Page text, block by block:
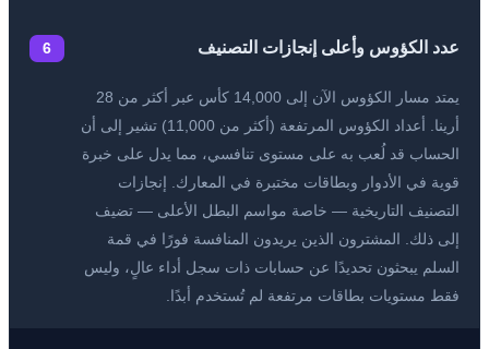
عدد الكؤوس وأعلى إنجازات التصنيف
يمتد مسار الكؤوس الآن إلى 14,000 كأس عبر أكثر من 28
أرينا. أعداد الكؤوس المرتفعة (أكثر من 11,000) تشير إلى أن
الحساب قد لُعب به على مستوى تنافسي، مما يدل على خبرة
قوية في الأدوار وبطاقات مختبرة في المعارك. إنجازات
التصنيف التاريخية — خاصة مواسم البطل الأعلى — تضيف
إلى ذلك. المشترون الذين يريدون المنافسة فورًا في قمة
السلم يبحثون تحديدًا عن حسابات ذات سجل أداء عالٍ، وليس
فقط مستويات بطاقات مرتفعة لم تُستخدم أبدًا.
6